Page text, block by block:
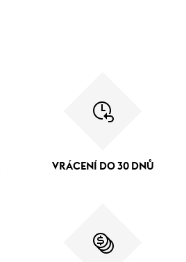
VRÁCENÍ DO 30 DNŮ